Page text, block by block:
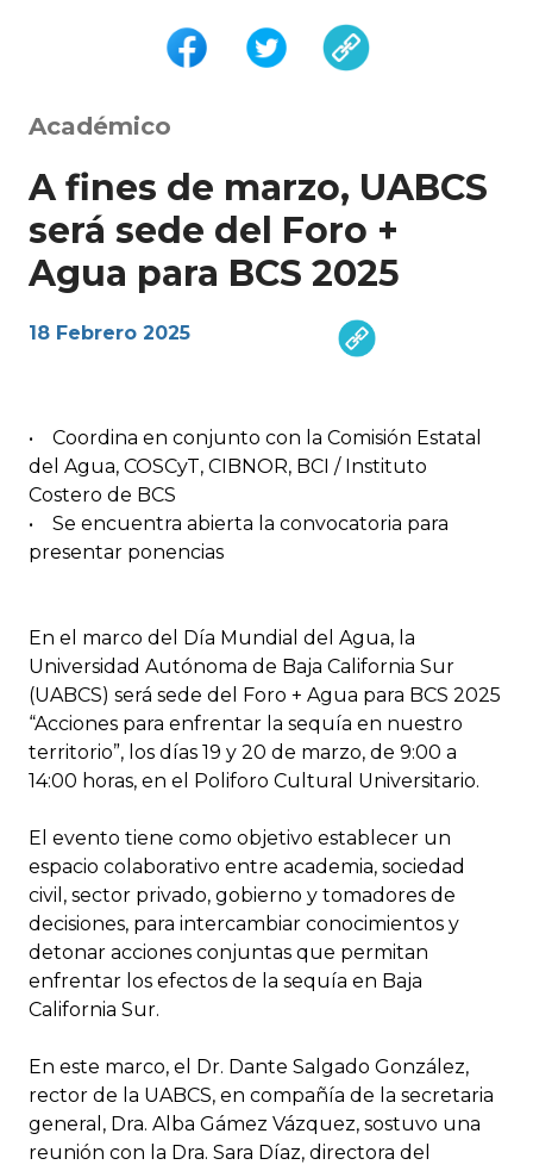
Académico
A fines de marzo, UABCS
será sede del Foro +
Agua para BCS 2025
18 Febrero 2025
• Coordina en conjunto con la Comisión Estatal
del Agua, COSCyT, CIBNOR, BCI / Instituto
Costero de BCS
• Se encuentra abierta la convocatoria para
presentar ponencias
En el marco del Día Mundial del Agua, la
Universidad Autónoma de Baja California Sur
(UABCS) será sede del Foro + Agua para BCS 2025
“Acciones para enfrentar la sequía en nuestro
territorio”, los días 19 y 20 de marzo, de 9:00 a
14:00 horas, en el Poliforo Cultural Universitario.
El evento tiene como objetivo establecer un
espacio colaborativo entre academia, sociedad
civil, sector privado, gobierno y tomadores de
decisiones, para intercambiar conocimientos y
detonar acciones conjuntas que permitan
enfrentar los efectos de la sequía en Baja
California Sur.
En este marco, el Dr. Dante Salgado González,
rector de la UABCS, en compañía de la secretaria
general, Dra. Alba Gámez Vázquez, sostuvo una
reunión con la Dra. Sara Díaz, directora del